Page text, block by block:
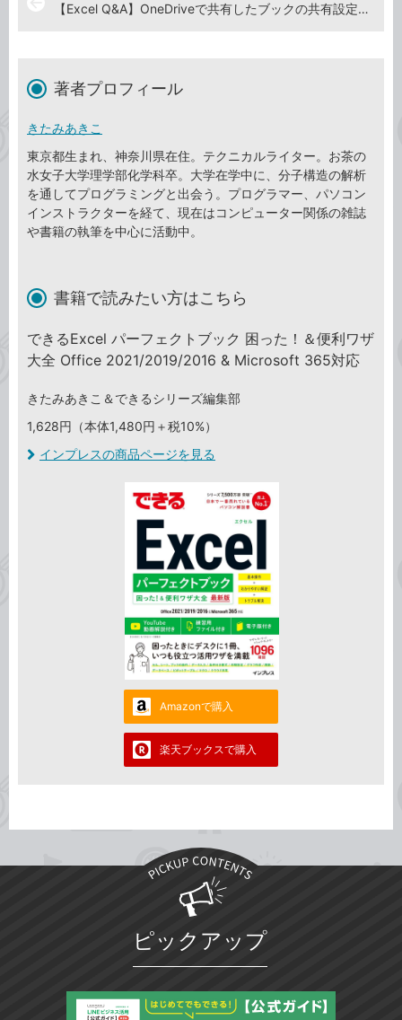
【Excel Q&A】OneDriveで共有したブックの共有設定を解除するには
著者プロフィール
きたみあきこ
東京都生まれ、神奈川県在住。テクニカルライター。お茶の
水女子大学理学部化学科卒。大学在学中に、分子構造の解析
を通してプログラミングと出会う。プログラマー、パソコン
インストラクターを経て、現在はコンピューター関係の雑誌
や書籍の執筆を中心に活動中。
書籍で読みたい方はこちら
できるExcel パーフェクトブック 困った！＆便利ワザ
大全 Office 2021/2019/2016 & Microsoft 365対応
きたみあきこ＆できるシリーズ編集部
1,628円（本体1,480円＋税10%）
インプレスの商品ページを見る
Amazonで購入
楽天ブックスで購入
ピックアップ